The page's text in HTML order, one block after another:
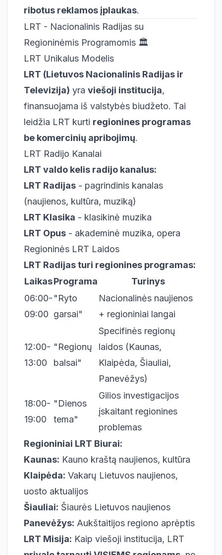
ribotus reklamos įplaukas.
LRT - Nacionalinis Radijas su
Regioninėmis Programomis 🏛️
LRT Unikalus Modelis
LRT (Lietuvos Nacionalinis Radijas ir
Televizija) yra viešoji institucija,
finansuojama iš valstybės biudžeto. Tai
leidžia LRT kurti regionines programas
be komercinių apribojimų.
LRT Radijo Kanalai
LRT valdo kelis radijo kanalus:
LRT Radijas - pagrindinis kanalas
(naujienos, kultūra, muziką)
LRT Klasika - klasikinė muzika
LRT Opus - akademinė muzika, opera
Regioninės LRT Laidos
LRT Radijas turi regionines programas:
LaikasPrograma
Turinys
06:00-
09:00
"Ryto
garsai"
Nacionalinės naujienos
+ regioniniai langai
12:00-
13:00
"Regionų
balsai"
Specifinės regionų
laidos (Kaunas,
Klaipėda, Šiauliai,
Panevėžys)
18:00-
19:00
"Dienos
tema"
Gilios investigacijos
įskaitant regionines
problemas
Regioniniai LRT Biurai:
Kaunas: Kauno kraštą naujienos, kultūra
Klaipėda: Vakarų Lietuvos naujienos,
uosto aktualijos
Šiauliai: Šiaurės Lietuvos naujienos
Panevėžys: Aukštaitijos regiono aprėptis
LRT Misija: Kaip viešoji institucija, LRT